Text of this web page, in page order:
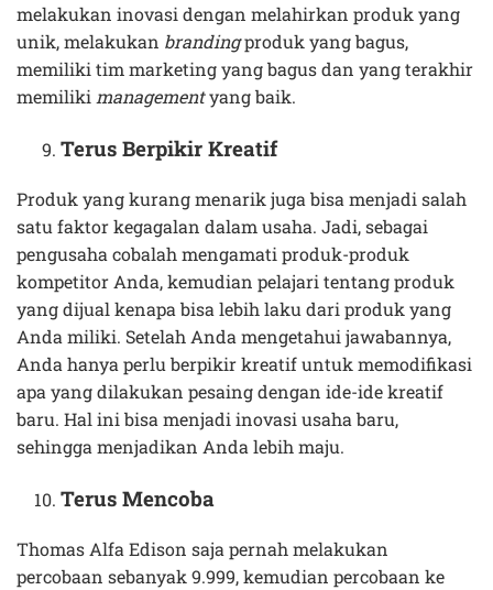
melakukan inovasi dengan melahirkan produk yang
unik, melakukan brandingproduk yang bagus,
memiliki tim marketing yang bagus dan yang terakhir
memilikimanagementyang baik.
Terus Berpikir Kreatif
Produk yang kurang menarik juga bisa menjadi salah
satu faktor kegagalan dalam usaha. Jadi, sebagai
pengusaha cobalah mengamati produk-produk
kompetitor Anda, kemudian pelajari tentang produk
yang dijual kenapa bisa lebih laku dari produk yang
Anda miliki. Setelah Anda mengetahui jawabannya,
Anda hanya perlu berpikir kreatif untuk memodifikasi
apa yang dilakukan pesaing dengan ide-ide kreatif
baru. Hal ini bisa menjadi inovasi usaha baru,
sehingga menjadikan Anda lebih maju.
Terus Mencoba
Thomas Alfa Edison saja pernah melakukan
percobaan sebanyak 9.999, kemudian percobaan ke